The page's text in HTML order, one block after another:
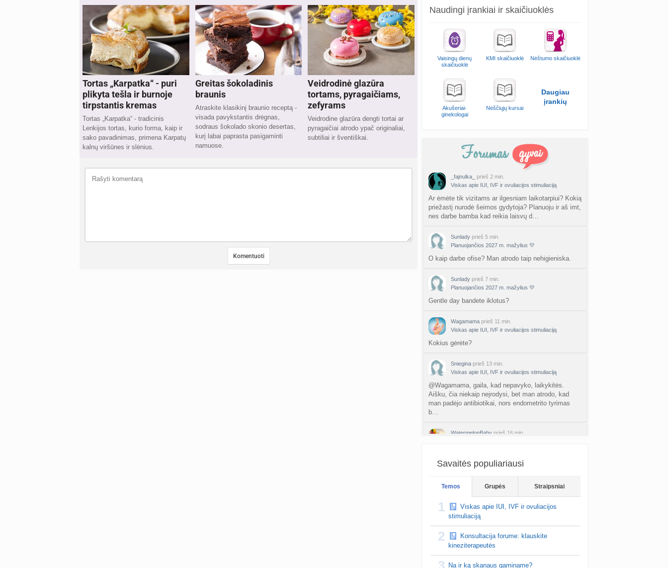
Tortas „Karpatka“ - puri
plikyta tešla ir burnoje
tirpstantis kremas
Tortas „Karpatka“ - tradicinis
Lenkijos tortas, kurio forma, kaip ir
sako pavadinimas, primena Karpatų
kalnų viršūnes ir slėnius.
Greitas šokoladinis
braunis
Atraskite klasikinį braunio receptą -
visada pavykstantis drėgnas,
sodraus šokolado skonio desertas,
kurį labai paprasta pasigaminti
namuose.
Veidrodinė glazūra
tortams, pyragaičiams,
zefyrams
Veidrodine glazūra dengti tortai ar
pyragaičiai atrodo ypač originaliai,
subtiliai ir šventiškai.
Naudingi įrankiai ir skaičiuoklės
Vaisingų dienų
skaičiuoklė
KMI skaičiuoklė Nėštumo skaičiuoklė
Akušeriai-
ginekologai
Nėščiųjų kursai
Daugiau
įrankių
_fajnulka_
prieš 2 min.
Viskas apie IUI, IVF ir ovuliacijos stimuliaciją
Ar ėmėte tik vizitams ar ilgesniam laikotarpiui? Kokią
priežastį nurodė šeimos gydytoja? Planuoju ir aš imt,
nes darbe bamba kad reikia laisvų d…
Sunlady prieš 5 min.
Planuojančios 2027 m. mažylius 💛
O kaip darbe ofise? Man atrodo taip nehigieniska.
Sunlady prieš 7 min.
Planuojančios 2027 m. mažylius 💛
Gentle day bandete iklotus?
Wagamama prieš 11 min.
Viskas apie IUI, IVF ir ovuliacijos stimuliaciją
Kokius gėrėte?
Sniegina prieš 13 min.
Viskas apie IUI, IVF ir ovuliacijos stimuliaciją
@Wagamama, gaila, kad nepavyko, laikykitės.
Aišku, čia niekaip neįrodysi, bet man atrodo, kad
man padėjo antibiotikai, nors endometrito tyrimas
b…
WatermelonBaby prieš 16 min.
Savaitės populiariausi
Temos Grupės Straipsniai
1
Viskas apie IUI, IVF ir ovuliacijos
stimuliaciją
2
Konsultacija forume: klauskite
kineziterapeutės
Na ir ką skanaus gaminame?